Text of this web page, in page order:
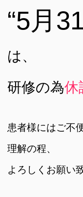
“5月
は、
研修の為休
患者様にはご不
理解の程、
よろしくお願い